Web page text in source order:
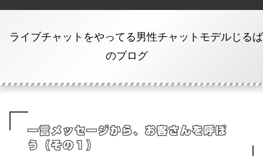
ライブチャットをやってる男性チャットモデルじるば
のブログ
一言メッセージから、お客さんを呼ぼ
う（その１）